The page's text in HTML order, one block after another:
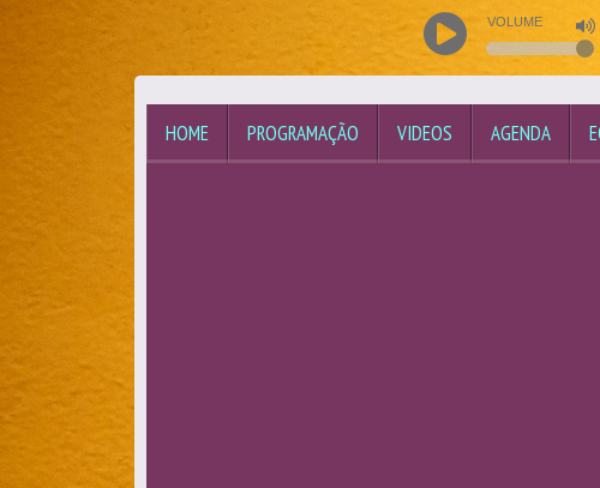
VOLUME
HOME PROGRAMAÇÃO VIDEOS AGENDA